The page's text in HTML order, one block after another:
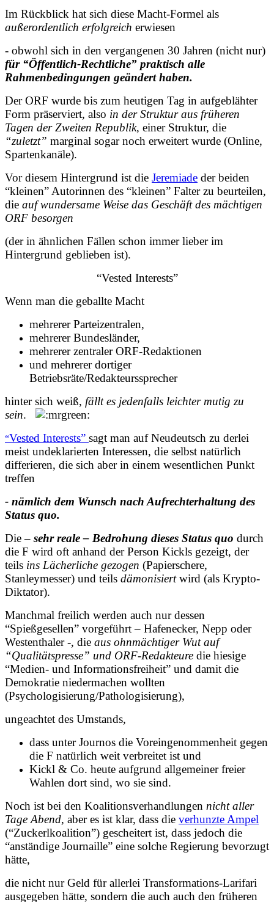
Im Rückblick hat sich diese Macht-Formel als
außerordentlich erfolgreich erwiesen
- obwohl sich in den vergangenen 30 Jahren (nicht nur)
für “Öffentlich-Rechtliche” praktisch alle
Rahmenbedingungen geändert haben.
Der ORF wurde bis zum heutigen Tag in aufgeblähter
Form präserviert, also in der Struktur aus früheren
Tagen der Zweiten Republik, einer Struktur, die
“zuletzt” marginal sogar noch erweitert wurde (Online,
Spartenkanäle).
Vor diesem Hintergrund ist die Jeremiade der beiden
“kleinen” Autorinnen des “kleinen” Falter zu beurteilen,
die auf wundersame Weise das Geschäft des mächtigen
ORF besorgen
(der in ähnlichen Fällen schon immer lieber im
Hintergrund geblieben ist).
“Vested Interests”
Wenn man die geballte Macht
mehrerer Parteizentralen,
mehrerer Bundesländer,
mehrerer zentraler ORF-Redaktionen
und mehrerer dortiger
Betriebsräte/Redakteurssprecher
hinter sich weiß, fällt es jedenfalls leichter mutig zu
sein.
“Vested Interests” sagt man auf Neudeutsch zu derlei
meist undeklarierten Interessen, die selbst natürlich
differieren, die sich aber in einem wesentlichen Punkt
treffen
- nämlich dem Wunsch nach Aufrechterhaltung des
Status quo.
Die – sehr reale – Bedrohung dieses Status quo durch
die F wird oft anhand der Person Kickls gezeigt, der
teils ins Lächerliche gezogen (Papierschere,
Stanleymesser) und teils dämonisiertwird (als Krypto-
Diktator).
Manchmal freilich werden auch nur dessen
“Spießgesellen” vorgeführt – Hafenecker, Nepp oder
Westenthaler -, die aus ohnmächtiger Wut auf
“Qualitätspresse” und ORF-Redakteure die hiesige
“Medien- und Informationsfreiheit” und damit die
Demokratie niedermachen wollten
(Psychologisierung/Pathologisierung),
ungeachtet des Umstands,
dass unter Journos die Voreingenommenheit gegen
die F natürlich weit verbreitet ist und
Kickl & Co. heute aufgrund allgemeiner freier
Wahlen dort sind, wo sie sind.
Noch ist bei den Koalitionsverhandlungen nicht aller
Tage Abend, aber es ist klar, dass die verhunzte Ampel
(“Zuckerlkoalition”) gescheitert ist, dass jedoch die
“anständige Journaille” eine solche Regierung bevorzugt
hätte,
die nicht nur Geld für allerlei Transformations-Larifari
ausgegeben hätte, sondern die auch auch den früheren